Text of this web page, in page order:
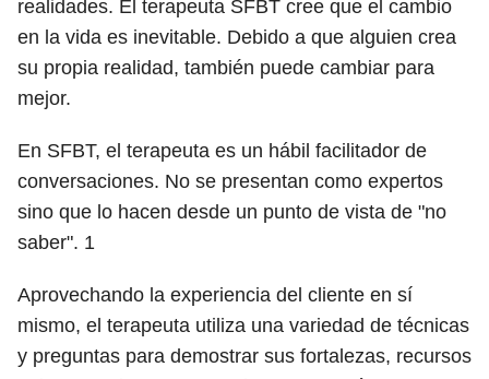
realidades. El terapeuta SFBT cree que el cambio
en la vida es inevitable. Debido a que alguien crea
su propia realidad, también puede cambiar para
mejor.
En SFBT, el terapeuta es un hábil facilitador de
conversaciones. No se presentan como expertos
sino que lo hacen desde un punto de vista de "no
saber". 1
Aprovechando la experiencia del cliente en sí
mismo, el terapeuta utiliza una variedad de técnicas
y preguntas para demostrar sus fortalezas, recursos